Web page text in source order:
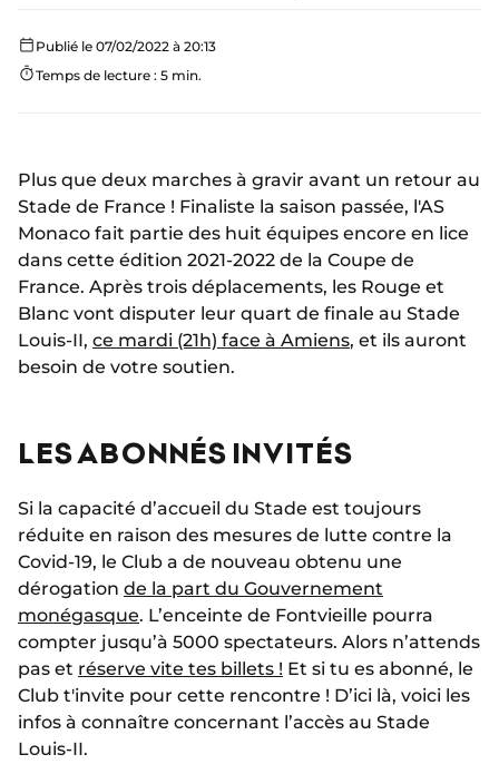
Publié le 07/02/2022 à 20:13
Temps de lecture : 5 min.
Plus que deux marches à gravir avant un retour au
Stade de France ! Finaliste la saison passée, l'AS
Monaco fait partie des huit équipes encore en lice
dans cette édition 2021-2022 de la Coupe de
France. Après trois déplacements, les Rouge et
Blanc vont disputer leur quart de finale au Stade
Louis-II, ce mardi (21h) face à Amiens, et ils auront
besoin de votre soutien.
LES ABONNÉS INVITÉS
Si la capacité d’accueil du Stade est toujours
réduite en raison des mesures de lutte contre la
Covid-19, le Club a de nouveau obtenu une
dérogation de la part du Gouvernement
monégasque. L’enceinte de Fontvieille pourra
compter jusqu’à 5000 spectateurs. Alors n’attends
pas et réserve vite tes billets ! Et si tu es abonné, le
Club t'invite pour cette rencontre ! D’ici là, voici les
infos à connaître concernant l’accès au Stade
Louis-II.